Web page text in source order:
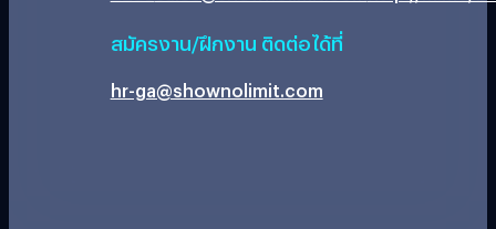
สมัครงาน/ฝึกงาน ติดต่อได้ที่
hr-ga@shownolimit.com